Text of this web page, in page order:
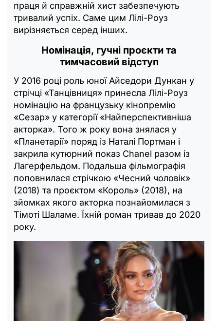
праця й справжній хист забезпечують
тривалий успіх. Саме цим Лілі-Роуз
вирізняється серед інших.
Номінація, гучні проєкти та
тимчасовий відступ
У 2016 році роль юної Айседори Дункан у
стрічці «Танцівниця» принесла Лілі-Роуз
номінацію на французьку кінопремію
«Сезар» у категорії «Найперспективніша
акторка». Того ж року вона знялася у
«Планетарії» поряд із Наталі Портман і
закрила кутюрний показ Chanel разом із
Лагерфельдом. Подальша фільмографія
поповнилася стрічкою «Чесний чоловік»
(2018) та проєктом «Король» (2018), на
зйомках якого акторка познайомилася з
Тімоті Шаламе. Їхній роман тривав до 2020
року.